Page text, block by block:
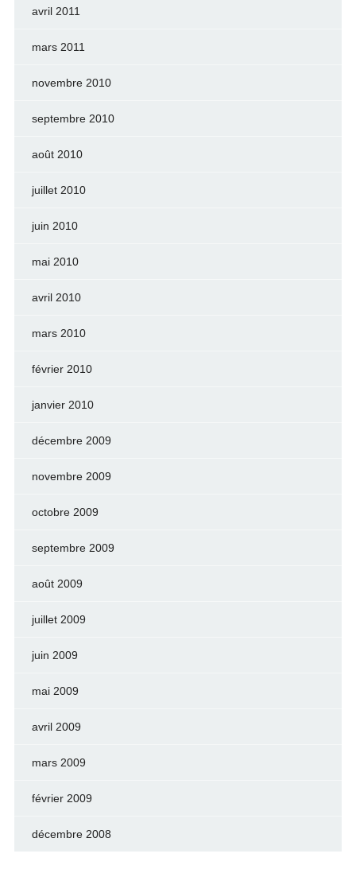
avril 2011
mars 2011
novembre 2010
septembre 2010
août 2010
juillet 2010
juin 2010
mai 2010
avril 2010
mars 2010
février 2010
janvier 2010
décembre 2009
novembre 2009
octobre 2009
septembre 2009
août 2009
juillet 2009
juin 2009
mai 2009
avril 2009
mars 2009
février 2009
décembre 2008